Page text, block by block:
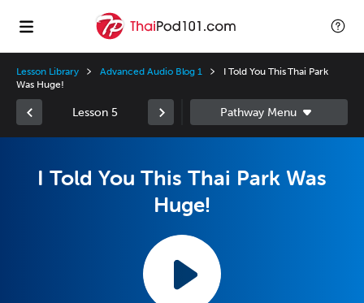
Lesson Library Advanced Audio Blog 1
I Told You This Thai Park
Was Huge!
Lesson 5
I Told You This Thai Park Was
Huge!